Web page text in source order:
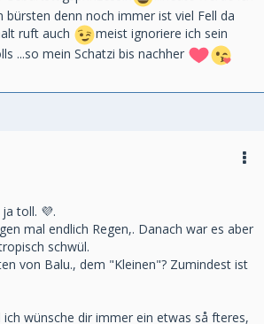
bürsten denn noch immer ist viel Fell da
ruft auch
meist ignoriere ich sein
...so mein Schatzi bis nachher
toll. 💜.
mal endlich Regen,. Danach war es aber
schwül.
von Balu., dem "Kleinen"? Zumindest ist
wünsche dir immer ein etwas så fteres,